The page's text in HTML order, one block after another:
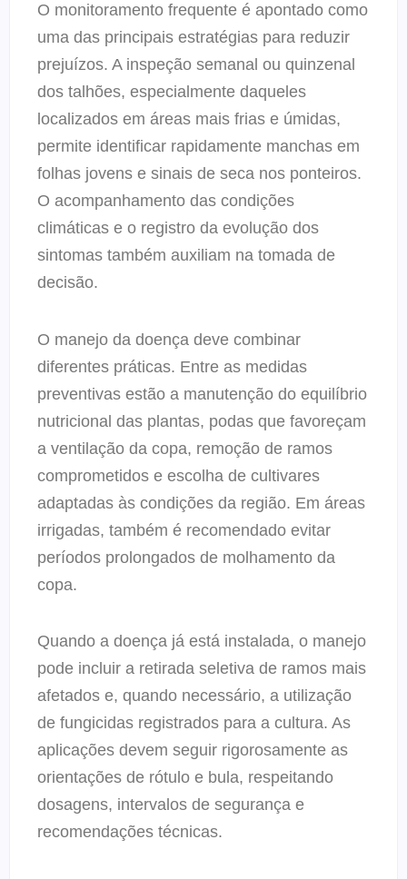
O monitoramento frequente é apontado como
uma das principais estratégias para reduzir
prejuízos. A inspeção semanal ou quinzenal
dos talhões, especialmente daqueles
localizados em áreas mais frias e úmidas,
permite identificar rapidamente manchas em
folhas jovens e sinais de seca nos ponteiros.
O acompanhamento das condições
climáticas e o registro da evolução dos
sintomas também auxiliam na tomada de
decisão.
O manejo da doença deve combinar
diferentes práticas. Entre as medidas
preventivas estão a manutenção do equilíbrio
nutricional das plantas, podas que favoreçam
a ventilação da copa, remoção de ramos
comprometidos e escolha de cultivares
adaptadas às condições da região. Em áreas
irrigadas, também é recomendado evitar
períodos prolongados de molhamento da
copa.
Quando a doença já está instalada, o manejo
pode incluir a retirada seletiva de ramos mais
afetados e, quando necessário, a utilização
de fungicidas registrados para a cultura. As
aplicações devem seguir rigorosamente as
orientações de rótulo e bula, respeitando
dosagens, intervalos de segurança e
recomendações técnicas.